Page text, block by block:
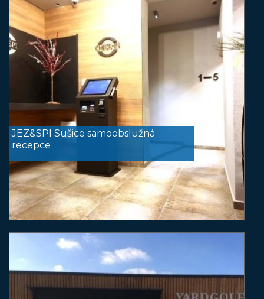
JEZ&SPI Sušice samoobslužná
recepce